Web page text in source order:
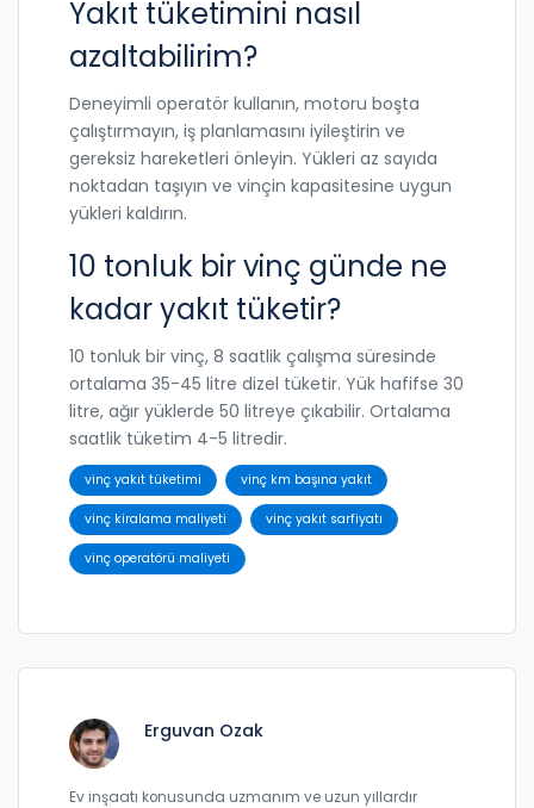
Yakıt tüketimini nasıl
azaltabilirim?
Deneyimli operatör kullanın, motoru boşta
çalıştırmayın, iş planlamasını iyileştirin ve
gereksiz hareketleri önleyin. Yükleri az sayıda
noktadan taşıyın ve vinçin kapasitesine uygun
yükleri kaldırın.
10 tonluk bir vinç günde ne
kadar yakıt tüketir?
10 tonluk bir vinç, 8 saatlik çalışma süresinde
ortalama 35-45 litre dizel tüketir. Yük hafifse 30
litre, ağır yüklerde 50 litreye çıkabilir. Ortalama
saatlik tüketim 4-5 litredir.
vinç yakıt tüketimi vinç km başına yakıt
vinç kiralama maliyeti vinç yakıt sarfiyatı
vinç operatörü maliyeti
Erguvan Ozak
Ev inşaatı konusunda uzmanım ve uzun yıllardır